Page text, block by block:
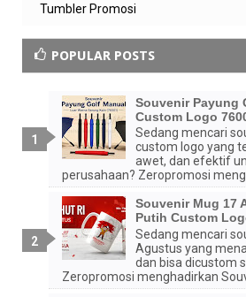
Tumbler Promosi
POPULAR POSTS
Souvenir Payung
Custom Logo
Sedang mencari
custom logo yang
awet, dan efektif
perusahaan? Zeropromosi
Souvenir Mug 17
Putih Custom
Sedang mencari
Agustus yang
dan bisa dicustom
Zeropromosi menghadirkan